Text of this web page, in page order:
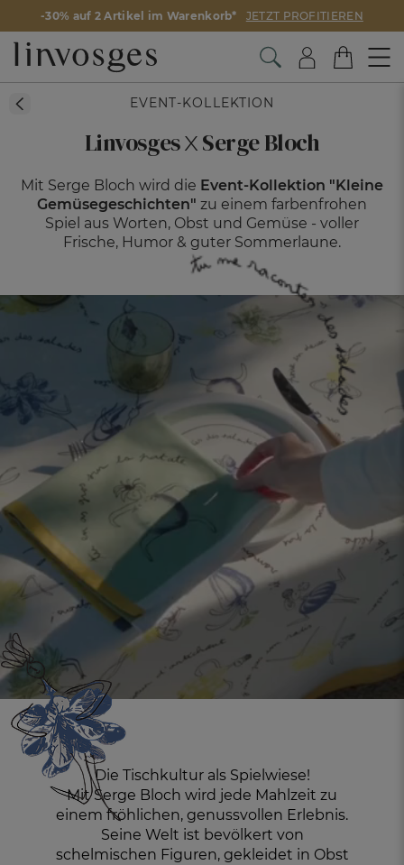
-30% auf 2 Artikel im Warenkorb* JETZT PROFITIEREN
FR
BE
EVENT-KOLLEKTION
LinvosgesxSerge Bloch
Mit Serge Bloch wird die Event-Kollektion "Kleine
Gemüsegeschichten" zu einem farbenfrohen
Spiel aus Worten, Obst und Gemüse - voller
Frische, Humor & guter Sommerlaune.
Die Tischkultur als Spielwiese!
Mit Serge Bloch wird jede Mahlzeit zu
einem fröhlichen, genussvollen Erlebnis.
Seine Welt ist bevölkert von
schelmischen Figuren, gekleidet in Obst